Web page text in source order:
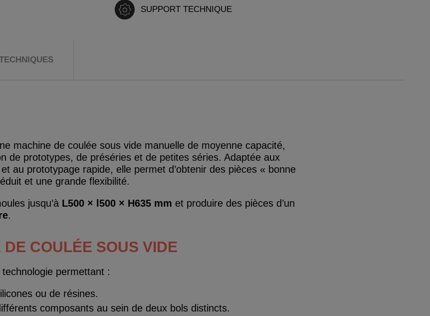
SUPPORT TECHNIQUE
machine de coulée sous vide manuelle de moyenne capacité,
de prototypes, de préséries et de petites séries. Adaptée aux
au prototypage rapide, elle permet d’obtenir des pièces « bonne
et une grande flexibilité.
jusqu’à L500 × l500 × H635 mm et produire des pièces d’un
.
COULÉE SOUS VIDE
permettant :
ou de résines.
composants au sein de deux bols distincts.